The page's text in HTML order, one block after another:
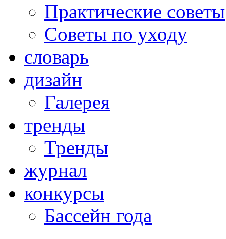
Практические советы
Советы по уходу
словарь
дизайн
Галерея
тренды
Тренды
журнал
конкурсы
Бассейн года